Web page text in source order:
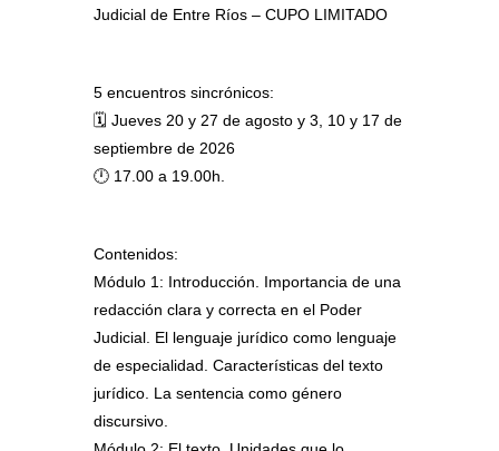
Judicial de Entre Ríos – CUPO LIMITADO
5 encuentros sincrónicos:
🗓️ Jueves 20 y 27 de agosto y 3, 10 y 17 de
septiembre de 2026
🕛 17.00 a 19.00h.
Contenidos:
Módulo 1: Introducción. Importancia de una
redacción clara y correcta en el Poder
Judicial. El lenguaje jurídico como lenguaje
de especialidad. Características del texto
jurídico. La sentencia como género
discursivo.